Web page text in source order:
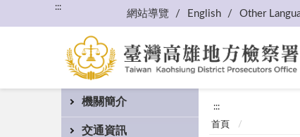
:::
網站導覽 English Other
機關簡介
交通資訊
:::
首頁